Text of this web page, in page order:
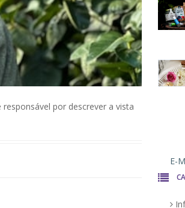
por descrever a vista